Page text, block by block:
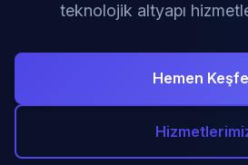
teknolojik altyapı
Hemen